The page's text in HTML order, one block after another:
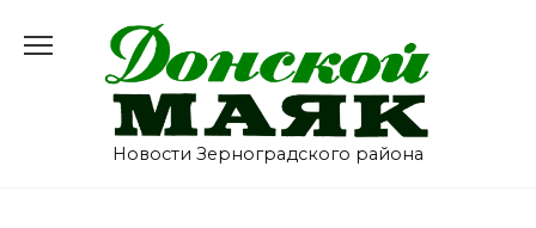
содержанию
Новости Зерноградского района